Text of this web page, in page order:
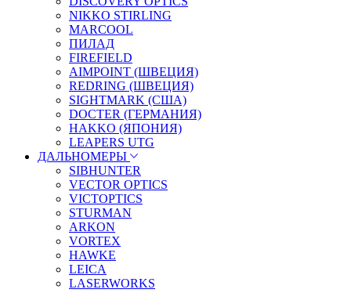
NIKKO STIRLING
MARCOOL
ПИЛАД
FIREFIELD
AIMPOINT (ШВЕЦИЯ)
REDRING (ШВЕЦИЯ)
SIGHTMARK (США)
DOCTER (ГЕРМАНИЯ)
HAKKO (ЯПОНИЯ)
LEAPERS UTG
ДАЛЬНОМЕРЫ
SIBHUNTER
VECTOR OPTICS
VICTOPTICS
STURMAN
ARKON
VORTEX
HAWKE
LEICA
LASERWORKS